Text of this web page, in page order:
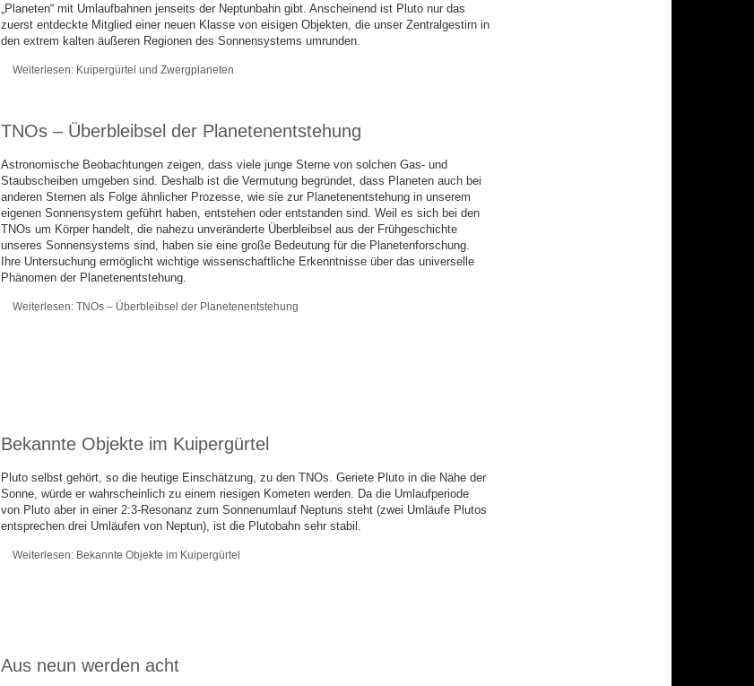
„Planeten“ mit Umlaufbahnen jenseits der Neptunbahn gibt. Anscheinend ist Pluto nur das
zuerst entdeckte Mitglied einer neuen Klasse von eisigen Objekten, die unser Zentralgestirn in
den extrem kalten äußeren Regionen des Sonnensystems umrunden.
Weiterlesen: Kuipergürtel und Zwergplaneten
TNOs – Überbleibsel der Planetenentstehung
Astronomische Beobachtungen zeigen, dass viele junge Sterne von solchen Gas- und
Staubscheiben umgeben sind. Deshalb ist die Vermutung begründet, dass Planeten auch bei
anderen Sternen als Folge ähnlicher Prozesse, wie sie zur Planetenentstehung in unserem
eigenen Sonnensystem geführt haben, entstehen oder entstanden sind. Weil es sich bei den
TNOs um Körper handelt, die nahezu unveränderte Überbleibsel aus der Frühgeschichte
unseres Sonnensystems sind, haben sie eine große Bedeutung für die Planetenforschung.
Ihre Untersuchung ermöglicht wichtige wissenschaftliche Erkenntnisse über das universelle
Phänomen der Planetenentstehung.
Weiterlesen: TNOs – Überbleibsel der Planetenentstehung
Bekannte Objekte im Kuipergürtel
Pluto selbst gehört, so die heutige Einschätzung, zu den TNOs. Geriete Pluto in die Nähe der
Sonne, würde er wahrscheinlich zu einem riesigen Kometen werden. Da die Umlaufperiode
von Pluto aber in einer 2:3-Resonanz zum Sonnenumlauf Neptuns steht (zwei Umläufe Plutos
entsprechen drei Umläufen von Neptun), ist die Plutobahn sehr stabil.
Weiterlesen: Bekannte Objekte im Kuipergürtel
Aus neun werden acht